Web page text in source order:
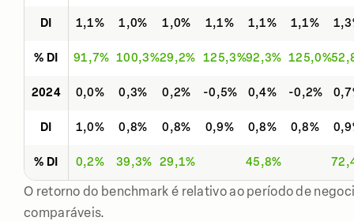
DI 1,1% 1,0% 1,0% 1,1% 1,1% 1,1%
% DI 91,7% 100,3%29,2% 125,3%92,3% 125,0%
2024 0,0% 0,3% 0,2% -0,5% 0,4% -0,2%
DI 1,0% 0,8% 0,8% 0,9% 0,8% 0,8%
% DI 0,2% 39,3% 29,1% 45,8%
O retorno do benchmark é relativo ao período de
comparáveis.